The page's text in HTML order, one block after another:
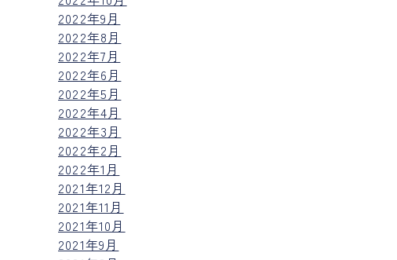
2022年9月
2022年8月
2022年7月
2022年6月
2022年5月
2022年4月
2022年3月
2022年2月
2022年1月
2021年12月
2021年11月
2021年10月
2021年9月